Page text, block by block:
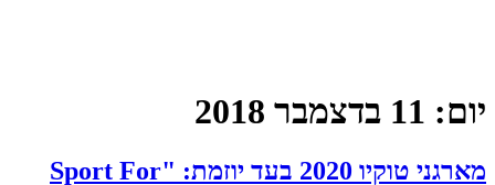
יום: 11 בדצמבר 2018
מארגני טוקיו 2020 בעד יוזמת: "Sport For